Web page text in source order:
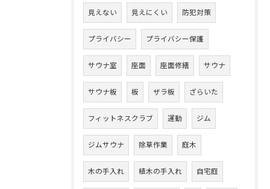
見えない 見えにくい 防犯対策
プライバシー プライバシー保護
サウナ室 座面 座面修繕 サウナ
サウナ板 板 ザラ板 ざらいた
フィットネスクラブ 運動 ジム
ジムサウナ 除草作業 庭木
木の手入れ 植木の手入れ 自宅庭